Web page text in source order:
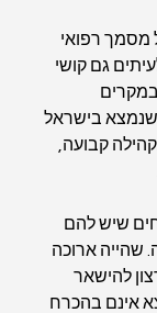
מסמך רפואי
גם קושי
שנמצא בישראל
קבועה,
שיש להם
שהייה ארוכה
להישאר
אינם בהכרח